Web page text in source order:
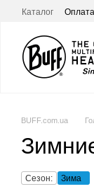
Перейти к
Каталог
BUFF.com.ua
Сезон:
Зима